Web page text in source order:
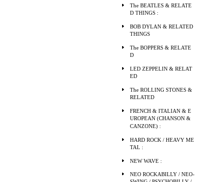
The BEATLES & RELATE
D THINGS :
BOB DYLAN & RELATED
THINGS
The BOPPERS & RELATE
D
LED ZEPPELIN & RELAT
ED
The ROLLING STONES &
RELATED
FRENCH & ITALIAN & E
UROPEAN (CHANSON &
CANZONE) :
HARD ROCK / HEAVY ME
TAL :
NEW WAVE :
NEO ROCKABILLY / NEO-